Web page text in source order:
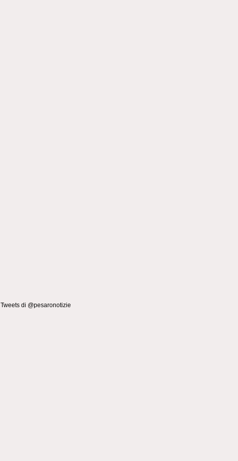
Tweets di @pesaronotizie